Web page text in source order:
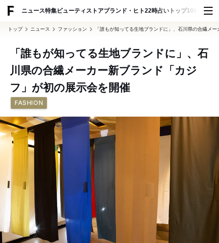
ニュース特集ビューティ ストアブランド・ヒト22時占い トップ100 スナッ
トップ ニュース ファッション 「誰もが知ってる生地ブランドに」、石川県の合繊メ
「誰もが知ってる生地ブランドに」、石
川県の合繊メーカー新ブランド「カジ
フ」が初の展示会を開催
FASHION